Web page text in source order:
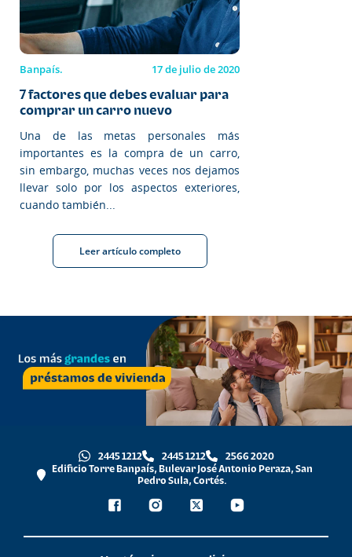
Banpaís. 17 de julio de 2020
7 factores que debes evaluar para
comprar un carro nuevo
Una de las metas personales más
importantes es la compra de un carro,
sin embargo, muchas veces nos dejamos
llevar solo por los aspectos exteriores,
cuando también...
Leer artículo completo
2445 1212 2445 1212
2566 2020
Edificio Torre Banpaís, Bulevar José Antonio Peraza, San
Pedro Sula, Cortés.